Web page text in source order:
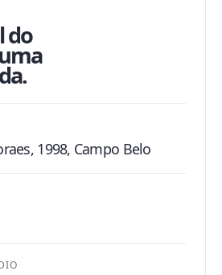
do
1998, Campo Belo